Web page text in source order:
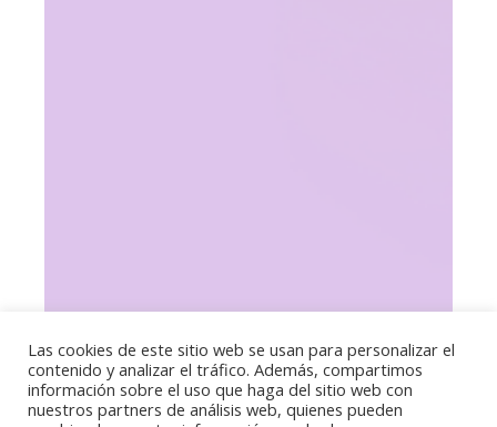
Las cookies de este sitio web se usan para personalizar el
contenido y analizar el tráfico. Además, compartimos
información sobre el uso que haga del sitio web con
nuestros partners de análisis web, quienes pueden